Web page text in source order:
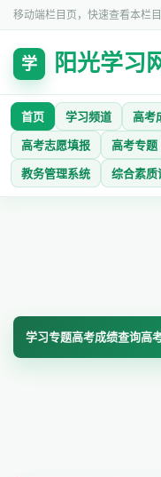
移动端栏目页，快速查看本栏
学 阳光学习
首页 学习频道 高考
高考志愿填报 高考专题
教务管理系统 综合素质
学习专题高考成绩查询高